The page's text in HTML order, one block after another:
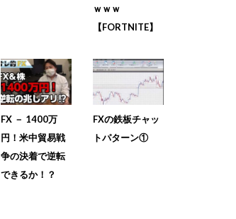
ｗｗｗ
【FORTNITE】
FX － 1400万
円！米中貿易戦
争の決着で逆転
できるか！？
FXの鉄板チャッ
トパターン①